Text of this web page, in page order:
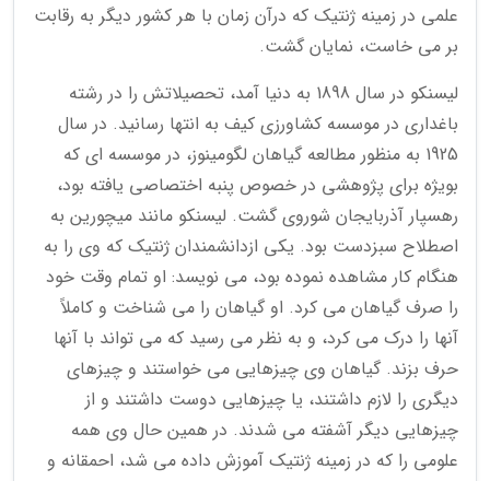
علمی در زمینه ژنتیک که درآن زمان با هر کشور دیگر به رقابت
بر می خاست، نمایان گشت.
لیسنکو در سال 1898 به دنیا آمد، تحصیلاتش را در رشته
باغداری در موسسه کشاورزی کیف به انتها رسانید. در سال
1925 به منظور مطالعه گیاهان لگومینوز، در موسسه ای که
بویژه برای پژوهشی در خصوص پنبه اختصاصی یافته بود،
رهسپار آذربایجان شوروی گشت. لیسنکو مانند میچورین به
اصطلاح سبزدست بود. یکی ازدانشمندان ژنتیک که وی را به
هنگام کار مشاهده نموده بود، می نویسد: او تمام وقت خود
را صرف گیاهان می کرد. او گیاهان را می شناخت و کاملاً
آنها را درک می کرد، و به نظر می رسید که می تواند با آنها
حرف بزند. گیاهان وی چیزهایی می خواستند و چیزهای
دیگری را لازم داشتند، یا چیزهایی دوست داشتند و از
چیزهایی دیگر آشفته می شدند. در همین حال وی همه
علومی را که در زمینه ژنتیک آموزش داده می شد، احمقانه و